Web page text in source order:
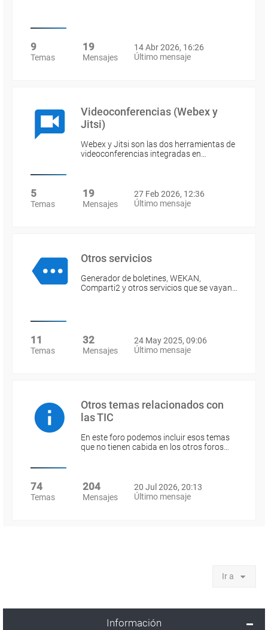
9
Temas
19
Mensajes
14 Abr 2026, 16:26
Último mensaje
Videoconferencias (Webex y
Jitsi)
Webex y Jitsi son las dos herramientas de
videoconferencias integradas en…
5
Temas
19
Mensajes
27 Feb 2026, 12:36
Último mensaje
Otros servicios
Generador de boletines, WEKAN,
Comparti2 y otros servicios que se vayan…
11
Temas
32
Mensajes
24 May 2025, 09:06
Último mensaje
Otros temas relacionados con
las TIC
En este foro podemos incluir esos temas
que no tienen cabida en los otros foros…
74
Temas
204
Mensajes
20 Jul 2026, 20:13
Último mensaje
Ir a
Información